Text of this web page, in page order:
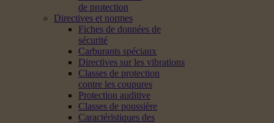
de protection
Directives et normes
Fiches de données de
sécurité
Carburants spéciaux
Directives sur les vibrations
Classes de protection
contre les coupures
Protection auditive
Classes de poussière
Caractéristiques des